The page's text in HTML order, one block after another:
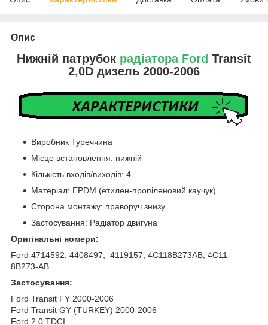
Опис
Нижній патрубок радіатора Ford Transit
2,0D дизель 2000-2006
Виробник Туреччина
Місце встановлення: нижній
Кількість входів/виходів: 4
Матеріал: EPDM (етилен-пропіленовий каучук)
Сторона монтажу: праворуч знизу
Застосування: Радіатор двигуна
Оригінальні номери:
Ford 4714592, 4408497, 4119157, 4C118B273AB, 4C11-
8B273-AB
Застосування:
Ford Transit FY 2000-2006
Ford Transit GY (TURKEY) 2000-2006
Ford 2.0 TDCI